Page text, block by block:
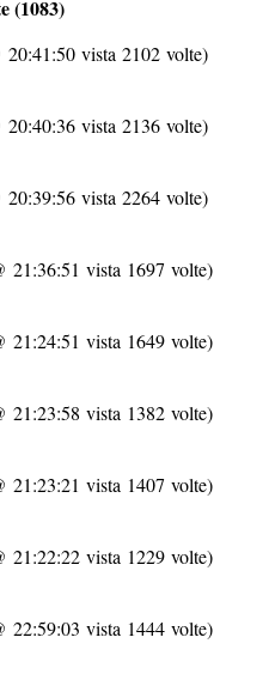
(1083)
vista 2102 volte)
vista 2136 volte)
vista 2264 volte)
21:36:51 vista 1697 volte)
21:24:51 vista 1649 volte)
21:23:58 vista 1382 volte)
21:23:21 vista 1407 volte)
21:22:22 vista 1229 volte)
22:59:03 vista 1444 volte)